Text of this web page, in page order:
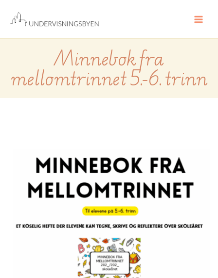
innholdet
Minnebok fra
mellomtrinnet 5.-6. trinn
mellomtrinnet
5.-6.